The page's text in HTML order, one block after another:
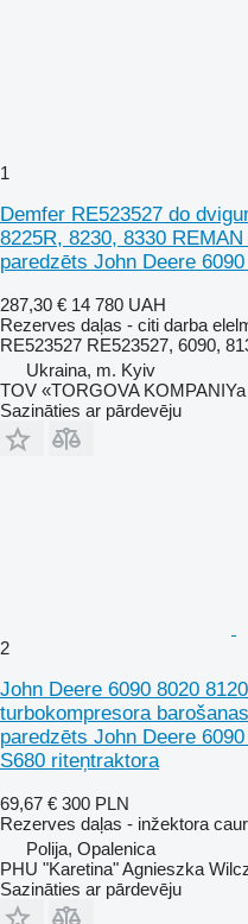
1
Demfer RE523527 do
8225R, 8230, 8330
paredzēts John Deere
287,30 € 14 780 UAH
Rezerves daļas - citi darba
RE523527 RE523527, 6090,
Ukraina, m. Kyiv
TOV «TORGOVA
Sazināties ar pārdevēju
2
John Deere 6090 8020
turbokompresora
paredzēts John Deere
S680 riteņtraktora
69,67 € 300 PLN
Rezerves daļas - inžektora
Polija, Opalenica
PHU "Karetina" Agnieszka
Sazināties ar pārdevēju